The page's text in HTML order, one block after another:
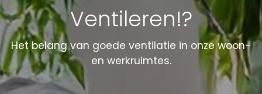
Ventileren!?
Het belang van goede ventilatie in onze woon-
en werkruimtes.